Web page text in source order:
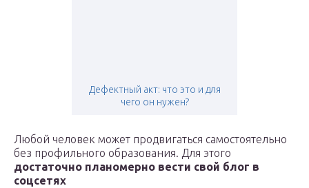
Дефектный акт: что это и для
чего он нужен?
Любой человек может продвигаться самостоятельно
без профильного образования. Для этого
достаточно планомерно вести свой блог в
соцсетях